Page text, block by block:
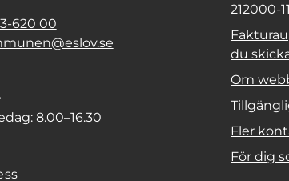
620 00
8.00–16.30
212000-
du
Om
Fler
För dig